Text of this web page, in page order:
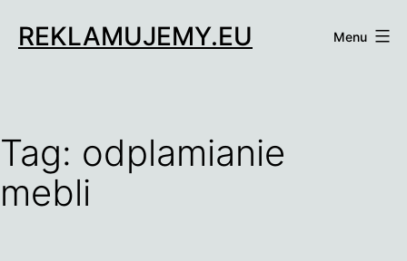
REKLAMUJEMY.EU Menu
Tag: odplamianie
mebli